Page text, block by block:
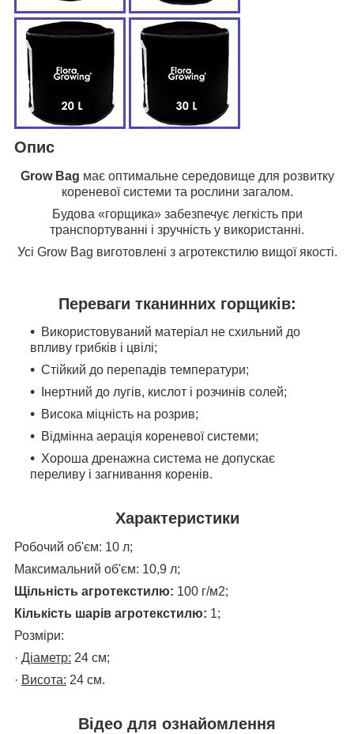
Опис
Grow Bag має оптимальне середовище для розвитку
кореневої системи та рослини загалом.
Будова «горщика» забезпечує легкість при
транспортуванні і зручність у використанні.
Усі Grow Bаg виготовлені з агротекстилю вищої якості.
Переваги тканинних горщиків:
Використовуваний матеріал не схильний до
впливу грибків і цвілі;
Стійкий до перепадів температури;
Інертний до лугів, кислот і розчинів солей;
Висока міцність на розрив;
Відмінна аерація кореневої системи;
Хороша дренажна система не допускає
переливу і загнивання коренів.
Характеристики
Робочий об'єм: 10 л;
Максимальний об'єм: 10,9 л;
Щільність агротекстилю: 100 г/м2;
Кількість шарів агротекстилю: 1;
Розміри:
· Діаметр: 24 см;
· Висота: 24 см.
Відео для ознайомлення